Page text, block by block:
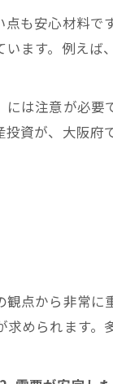
も安心材料
ます。例え
は注意が必
資が、大阪府
点から非常
められます